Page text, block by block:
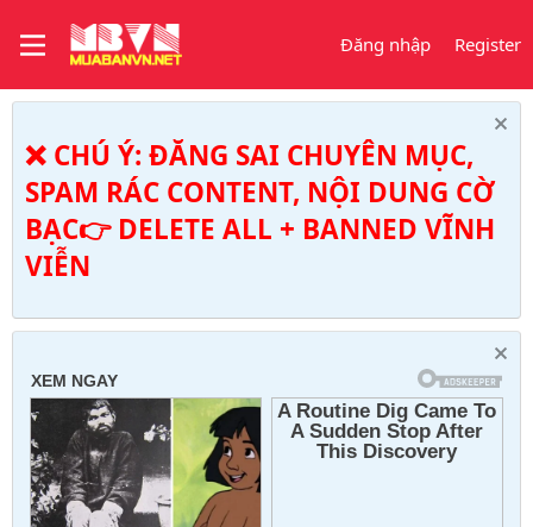
Đăng nhập Register
❌ CHÚ Ý: ĐĂNG SAI CHUYÊN MỤC,
SPAM RÁC CONTENT, NỘI DUNG CỜ
BẠC👉 DELETE ALL + BANNED VĨNH
VIỄN